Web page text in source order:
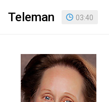
Teleman 03:40